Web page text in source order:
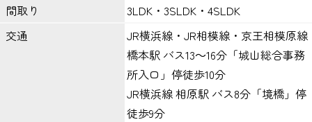
ＩＰアドレスについて
当サイトのアクセスログよりお客様のIPアドレスを以下の理由のた
め利用する場合があります。
ただし個人でドメインを取得し、そのWebサーバーの設置場所から
アクセスされている等の特殊な場合を除き、IPアドレスから個人が
特定できることはありません。
１、Webサーバーで発生した問題を突き止めるため。
間取り
3LDK・3SLDK・4SLDK
交通
JR横浜線・JR相模線・京王相模原線
橋本駅 バス13～16分「城山総合事務
所入口」停徒歩10分
JR横浜線 相原駅 バス8分「境橋」停
徒歩9分